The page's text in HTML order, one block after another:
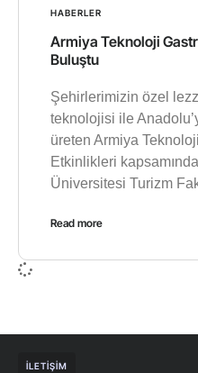
HABERLER
Armiya Teknoloji
Buluştu
Şehirlerimizin özel
teknolojisi ile
üreten Armiya
Etkinlikleri
Üniversitesi Turizm
Read more
İLETIŞIM